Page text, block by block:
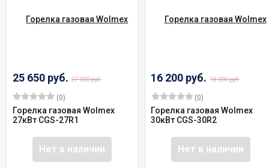
25 650 руб. 27 000 руб.
(0)
Горелка газовая Wolmex
27кВт CGS-27R1
Нет в наличии
16 200 руб. 18 000 руб.
(0)
Горелка газовая Wolmex
30кВт CGS-30R2
Нет в наличии